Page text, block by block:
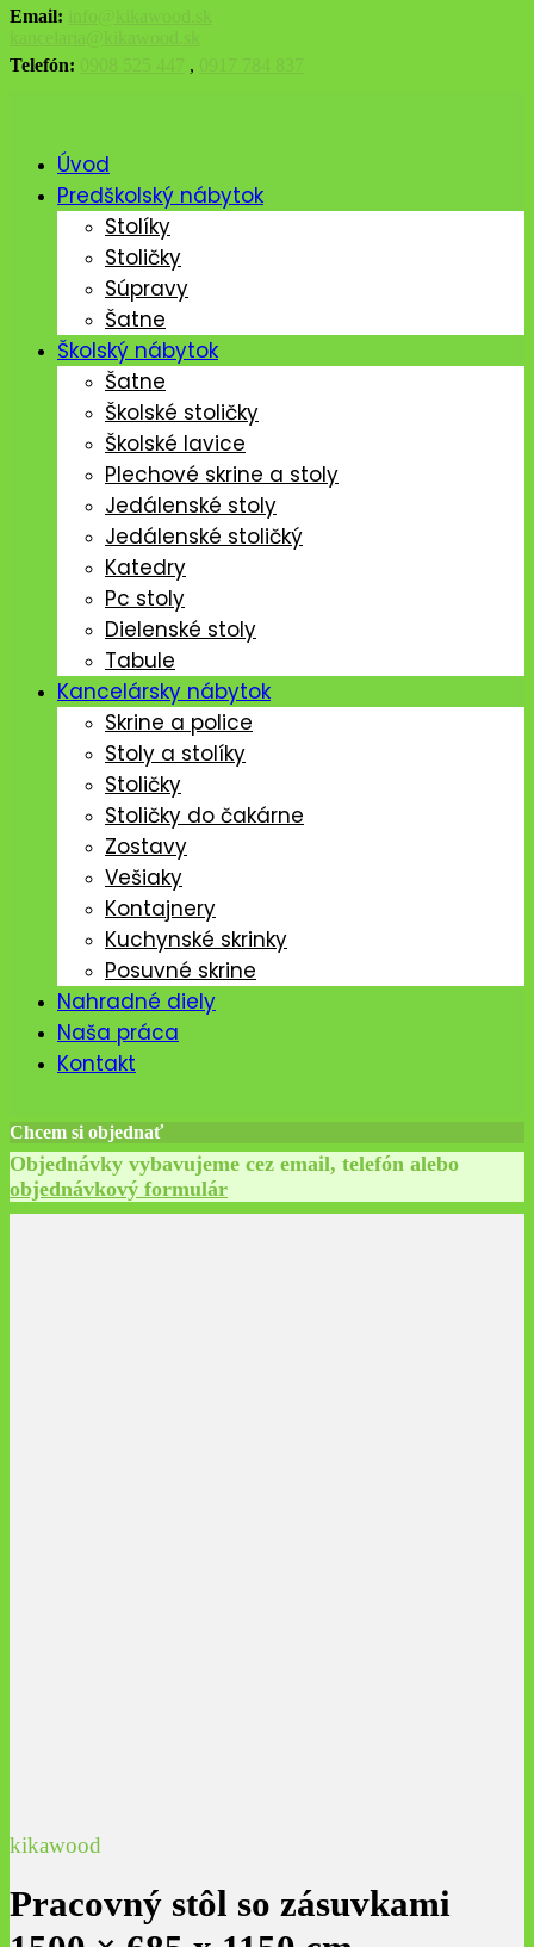
Email:
Telefón:
,
Úvod
Predškolský nábytok
Stolíky
Stoličky
Súpravy
Šatne
Školský nábytok
Šatne
Školské stoličky
Školské lavice
Plechové skrine a stoly
Jedálenské stoly
Jedálenské stoličký
Katedry
Pc stoly
Dielenské stoly
Tabule
Kancelársky nábytok
Skrine a police
Stoly a stolíky
Stoličky
Stoličky do čakárne
Zostavy
Vešiaky
Kontajnery
Kuchynské skrinky
Posuvné skrine
Nahradné diely
Naša práca
Kontakt
Chcem si objednať
Objednávky vybavujeme cez email, telefón alebo
objednávkový formulár
kikawood
Pracovný stôl so zásuvkami